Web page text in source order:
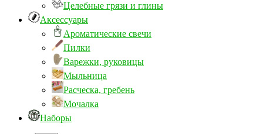
Целебные грязи и глины
Аксессуары
Ароматические свечи
Пилки
Варежки, руковицы
Мыльница
Расческа, гребень
Мочалка
Наборы